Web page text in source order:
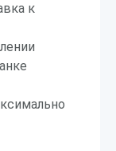
к